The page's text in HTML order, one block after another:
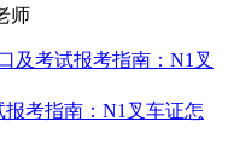
师
考指南：N1叉车证怎